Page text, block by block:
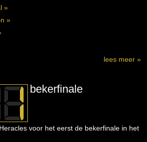
»
»
lees meer »
bekerfinale
voor het eerst de bekerfinale in het